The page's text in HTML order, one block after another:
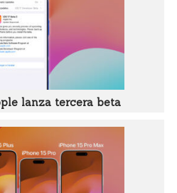
lanza tercera beta